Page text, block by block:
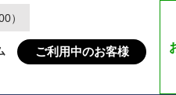
ご利用中のお客様
）